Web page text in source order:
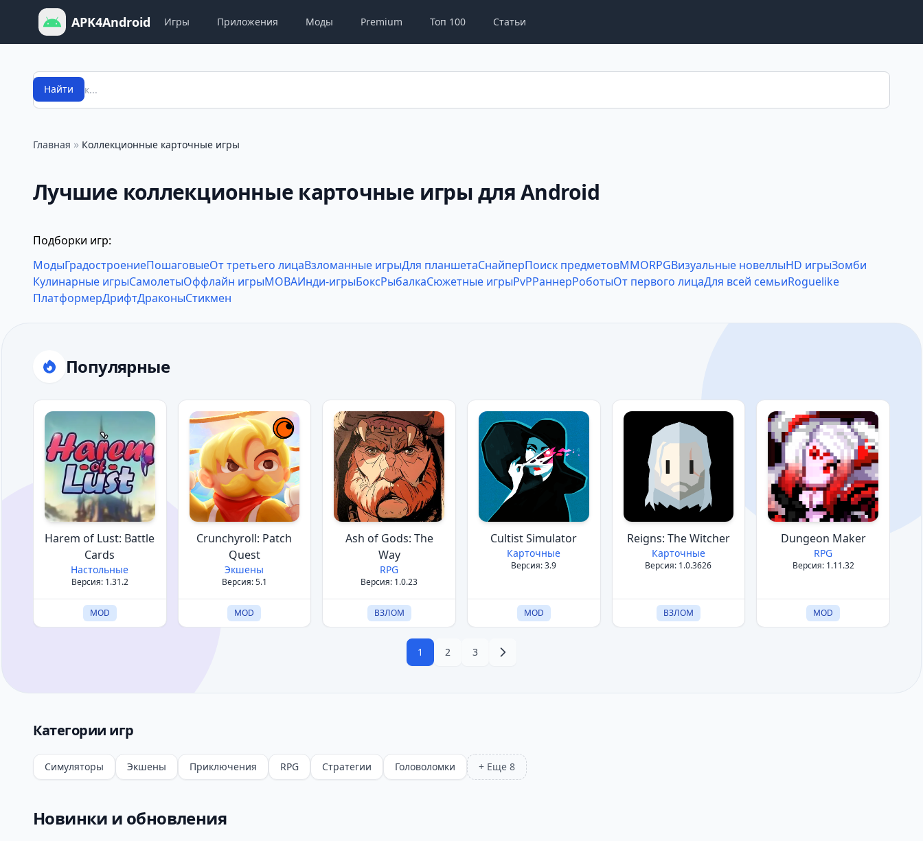
APK4Android Игры Приложения Моды Premium Топ 100 Статьи
Поиск
Найти
Главная » Коллекционные карточные игры
Лучшие коллекционные карточные игры для Android
Подборки игр:
МодыГрадостроениеПошаговыеОт третьего лицаВзломанные игрыДля планшетаСнайперПоиск предметовMMORPGВизуальные новеллыHD игрыЗомби
Кулинарные игрыСамолетыОффлайн игрыMOBAИнди-игрыБоксРыбалкаСюжетные игрыPvPРаннерРоботыОт первого лицаДля всей семьиRoguelike
ПлатформерДрифтДраконыСтикмен
Популярные
Harem of Lust: Battle
Cards
Настольные
Версия: 1.31.2
MOD
Crunchyroll: Patch
Quest
Экшены
Версия: 5.1
MOD
Ash of Gods: The
Way
RPG
Версия: 1.0.23
ВЗЛОМ
Cultist Simulator
Карточные
Версия: 3.9
MOD
Reigns: The Witcher
Карточные
Версия: 1.0.3626
ВЗЛОМ
Dungeon Maker
RPG
Версия: 1.11.32
MOD
1 2 3
Категории игр
Симуляторы Экшены Приключения RPG Стратегии Головоломки + Еще 8
Новинки и обновления